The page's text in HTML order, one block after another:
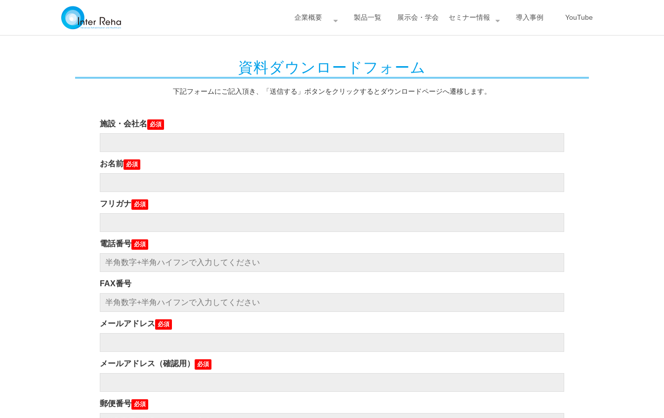
企業概要 製品一覧 展示会・学会 セミナー情報 導入事例 YouTube
資料ダウンロードフォーム
下記フォームにご記入頂き、「送信する」ボタンをクリックするとダウンロードページへ遷移します。
施設・会社名
お名前
フリガナ
電話番号
FAX番号
メールアドレス
メールアドレス（確認用）
郵便番号